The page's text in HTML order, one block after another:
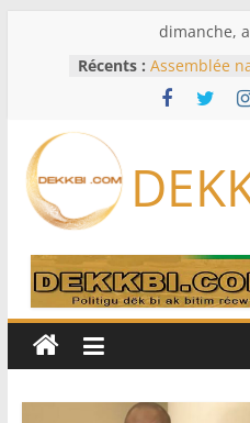
dimanche,
Récents : Assemblée
d’enquête à
Bénin:
du Sénat,
Pakistan et
accord de
RD Congo:
exportations
production